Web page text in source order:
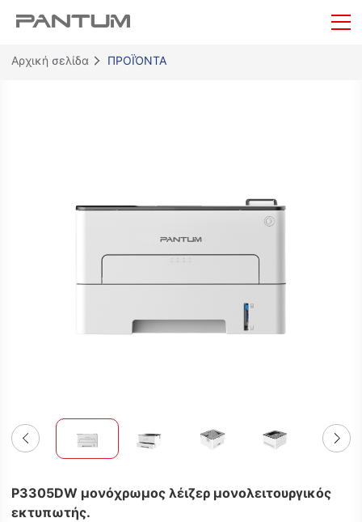
Αρχική σελίδα ΠΡΟΪΌΝΤΑ
P3305DW μονόχρωμος λέιζερ μονολειτουργικός
εκτυπωτής.